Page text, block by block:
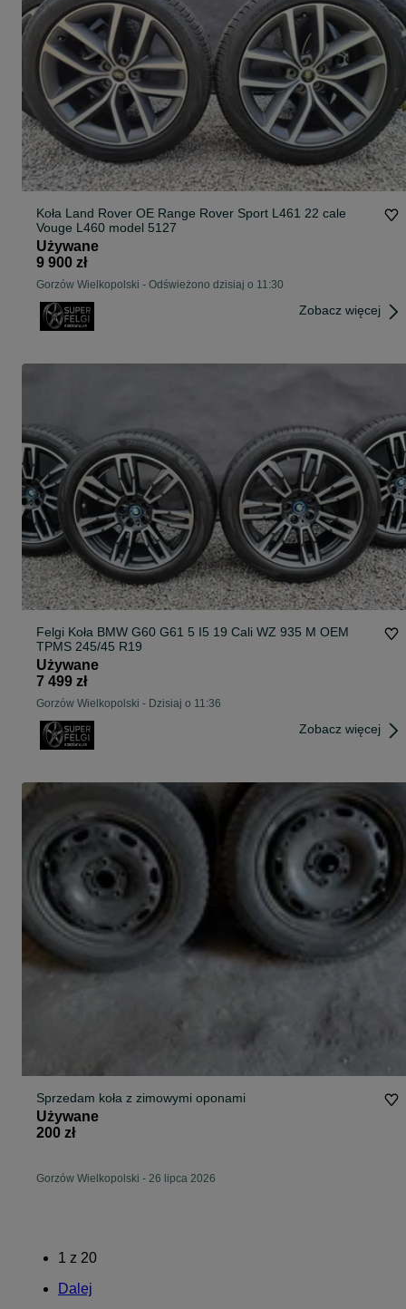
Koła Land Rover OE Range Rover Sport L461 22 cale
Vouge L460 model 5127
Używane
9 900 zł
Gorzów Wielkopolski - Odświeżono dzisiaj o 11:30
Zobacz więcej
Felgi Koła BMW G60 G61 5 I5 19 Cali WZ 935 M OEM
TPMS 245/45 R19
Używane
7 499 zł
Gorzów Wielkopolski - Dzisiaj o 11:36
Zobacz więcej
Sprzedam koła z zimowymi oponami
Używane
200 zł
Gorzów Wielkopolski - 26 lipca 2026
1 z 20
Dalej